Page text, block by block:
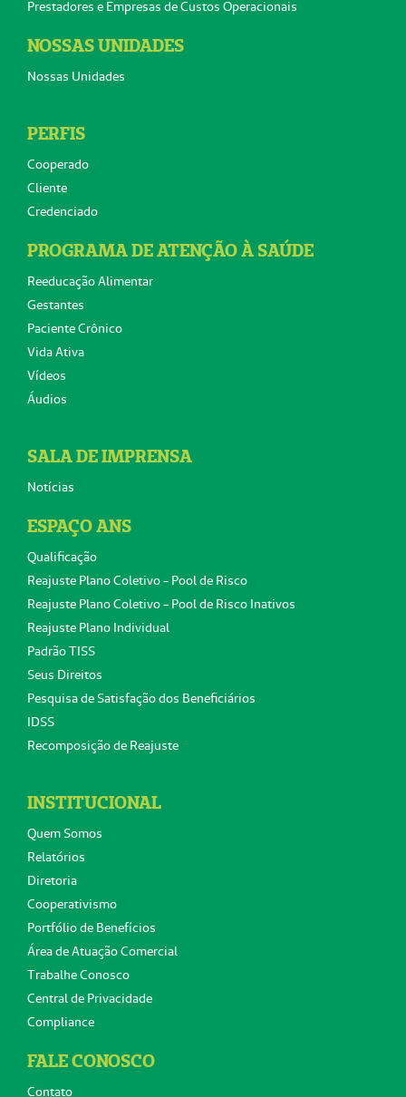
Prestadores e Empresas de Custos Operacionais
NOSSAS UNIDADES
Nossas Unidades
PERFIS
Cooperado
Cliente
Credenciado
PROGRAMA DE ATENÇÃO À SAÚDE
Reeducação Alimentar
Gestantes
Paciente Crônico
Vida Ativa
Vídeos
Áudios
SALA DE IMPRENSA
Notícias
ESPAÇO ANS
Qualificação
Reajuste Plano Coletivo - Pool de Risco
Reajuste Plano Coletivo - Pool de Risco Inativos
Reajuste Plano Individual
Padrão TISS
Seus Direitos
Pesquisa de Satisfação dos Beneficiários
IDSS
Recomposição de Reajuste
INSTITUCIONAL
Quem Somos
Relatórios
Diretoria
Cooperativismo
Portfólio de Benefícios
Área de Atuação Comercial
Trabalhe Conosco
Central de Privacidade
Compliance
FALE CONOSCO
Contato